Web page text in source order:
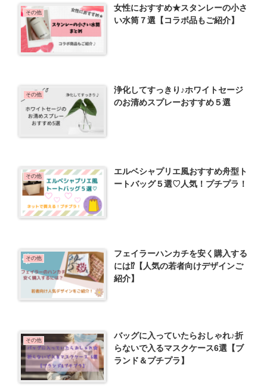
その他
女性におすすめ★スタンレーの小さ
い水筒７選【コラボ品もご紹介】
その他
浄化してすっきり♪ホワイトセージ
のお清めスプレーおすすめ５選
その他
エルベシャプリエ風おすすめ舟型ト
ートバッグ５選♡人気！プチプラ！
その他
フェイラーハンカチを安く購入する
には⁉︎【人気の若者向けデザインご
紹介】
その他
バッグに入っていたらおしゃれ♪折
らないで入るマスクケース6選【ブ
ランド＆プチプラ】